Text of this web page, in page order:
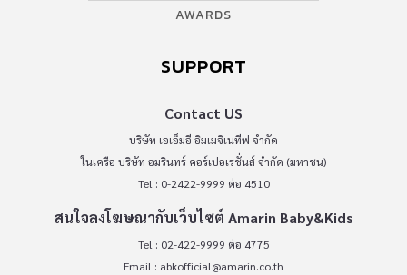
AWARDS
SUPPORT
Contact US
บริษัท เอเอ็มอี อิมเมจิเนทีฟ จำกัด
ในเครือ บริษัท อมรินทร์ คอร์เปอเรชั่นส์ จำกัด (มหาชน)
Tel : 0-2422-9999 ต่อ 4510
สนใจลงโฆษณากับเว็บไซต์ Amarin Baby&Kids
Tel : 02-422-9999 ต่อ 4775
Email : abkofficial@amarin.co.th